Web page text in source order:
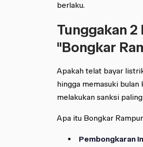
berlaku.
Tunggakan 2
"Bongkar
Apakah telat bayar
hingga memasuki bulan
melakukan sanksi
Apa itu Bongkar
Pembongkaran